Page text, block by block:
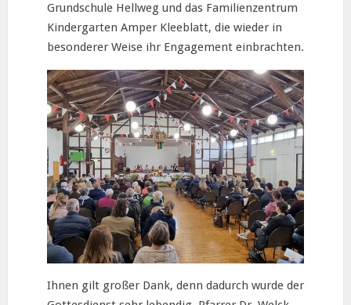
Grundschule Hellweg und das Familienzentrum
Kindergarten Amper Kleeblatt, die wieder in
besonderer Weise ihr Engagement einbrachten.
Ihnen gilt großer Dank, denn dadurch wurde der